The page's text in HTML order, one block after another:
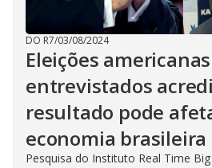
DO R7/03/08/2024
Eleições
entrevistados
resultado pode
economia brasileira
Pesquisa do Instituto Real Time